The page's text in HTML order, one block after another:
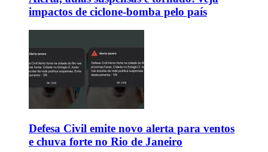
impactos de ciclone-bomba pelo país
Defesa Civil emite novo alerta para ventos
e chuva forte no Rio de Janeiro